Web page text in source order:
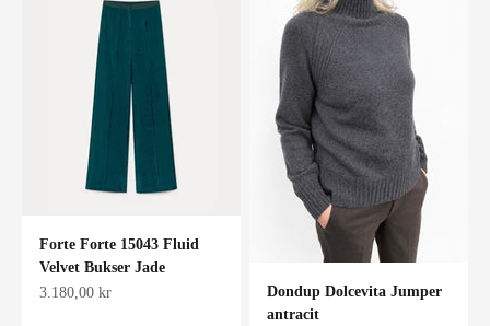
Forte Forte 15043 Fluid
Velvet Bukser Jade
Salgspris
3.180,00 kr
Dondup Dolcevita Jumper
antracit